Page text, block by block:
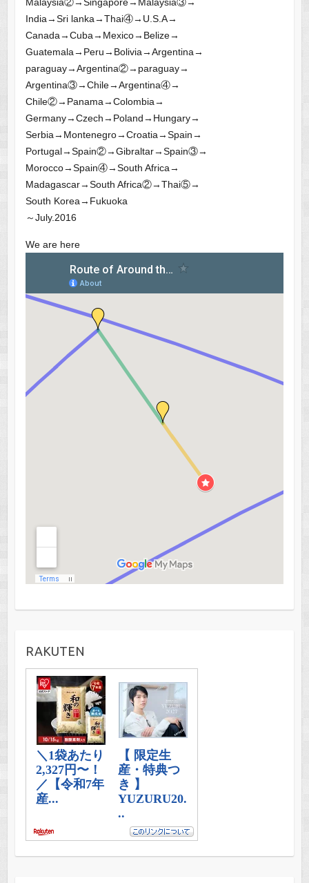
India→Sri lanka→Thai④→U.S.A→
Canada→Cuba→Mexico→Belize→
Guatemala→Peru→Bolivia→Argentina→
paraguay→Argentina②→paraguay→
Argentina③→Chile→Argentina④→
Chile②→Panama→Colombia→
Germany→Czech→Poland→Hungary→
Serbia→Montenegro→Croatia→Spain→
Portugal→Spain②→Gibraltar→Spain③→
Morocco→Spain④→South Africa→
Madagascar→South Africa②→Thai⑤→
South Korea→Fukuoka
～July.2016
We are here
RAKUTEN